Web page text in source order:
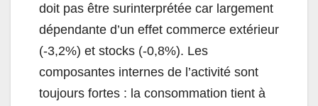
doit pas être surinterprétée car largement
dépendante d’un effet commerce extérieur
(-3,2%) et stocks (-0,8%). Les
composantes internes de l’activité sont
toujours fortes : la consommation tient à